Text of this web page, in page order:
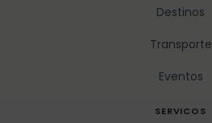
Destinos
Transporte
Eventos
SERVICOS